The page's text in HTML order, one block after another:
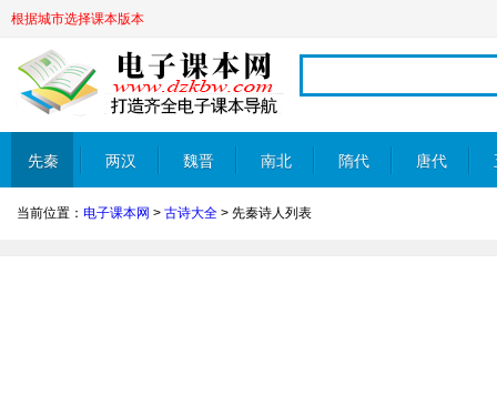
根据城市选择课本版本
先秦 两汉 魏晋 南北
朝
隋代 唐代
当前位置： 电子课本网 > 古诗大全 > 先秦诗人列表